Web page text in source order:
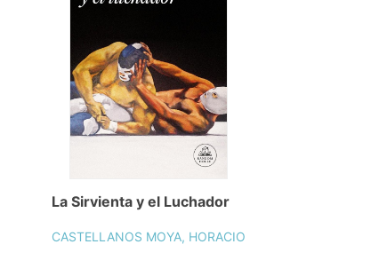
La Sirvienta y el Luchador
CASTELLANOS MOYA, HORACIO